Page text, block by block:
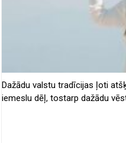
Dažādu valstu tradīcijas ļoti
iemeslu dēļ, tostarp dažādu